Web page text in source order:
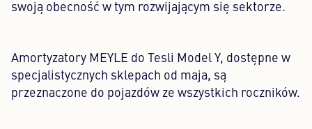
swoją obecność w tym rozwijającym się sektorze.
Amortyzatory MEYLE do Tesli Model Y, dostępne w
specjalistycznych sklepach od maja, są
przeznaczone do pojazdów ze wszystkich roczników.